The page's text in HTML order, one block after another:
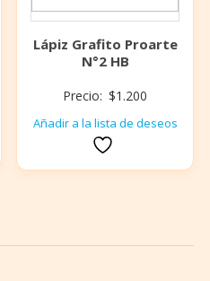
Lápiz Grafito Proarte
N°2 HB
Precio: $1.200
Añadir a la lista de deseos